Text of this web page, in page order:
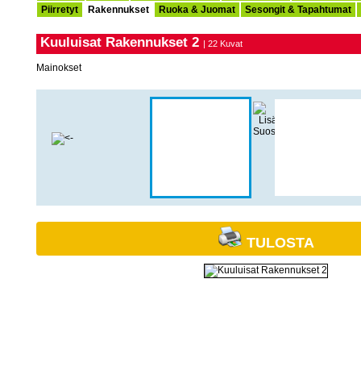
Piirretyt
Rakennukset Ruoka & Juomat Sesongit & Tapahtumat
Kuuluisat Rakennukset 2 | 22 Kuvat
Mainokset
TULOSTA